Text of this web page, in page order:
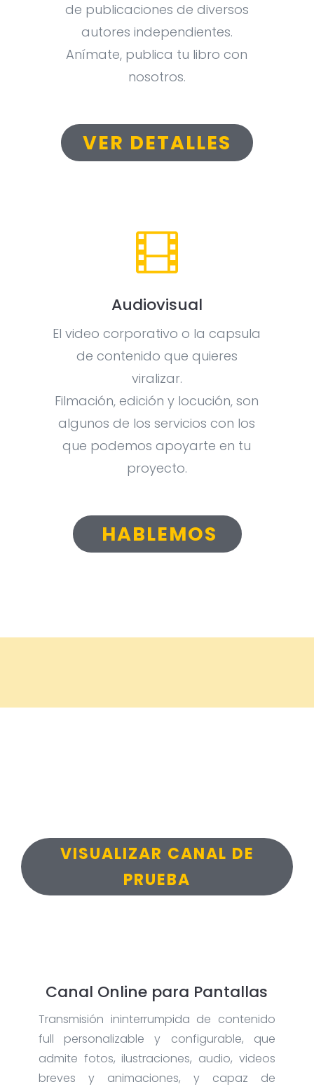
de publicaciones de diversos
autores independientes.
Anímate, publica tu libro con
nosotros.
VER DETALLES

Audiovisual
El video corporativo o la capsula
de contenido que quieres
viralizar.
Filmación, edición y locución, son
algunos de los servicios con los
que podemos apoyarte en tu
proyecto.
HABLEMOS
VISUALIZAR CANAL DE
PRUEBA
Canal Online para Pantallas
Transmisión ininterrumpida de contenido
full personalizable y configurable, que
admite fotos, ilustraciones, audio, videos
breves y animaciones, y capaz de